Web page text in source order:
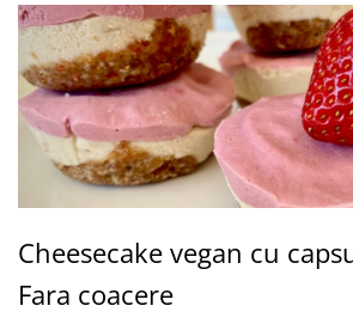
Cheesecake vegan cu
Fara coacere